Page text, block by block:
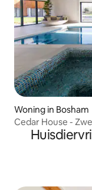
Woning in Bosham
Cedar House -